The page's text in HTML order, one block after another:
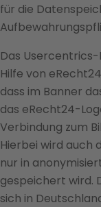
für die
Das
Hilfe von
dass im Banner
das eRecht24-
Verbindung zum
Hierbei wird auch
nur in
gespeichert wird.
sich in